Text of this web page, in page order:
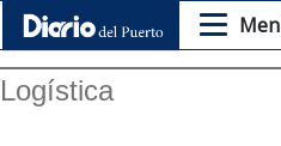
Logística